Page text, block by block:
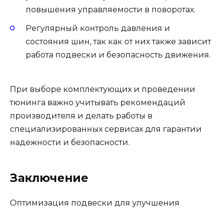
повышения управляемости в поворотах.
Регулярный контроль давления и
состояния шин, так как от них также зависит
работа подвески и безопасность движения.
При выборе комплектующих и проведении
тюнинга важно учитывать рекомендаций
производителя и делать работы в
специализированных сервисах для гарантии
надежности и безопасности.
Заключение
Оптимизация подвески для улучшения